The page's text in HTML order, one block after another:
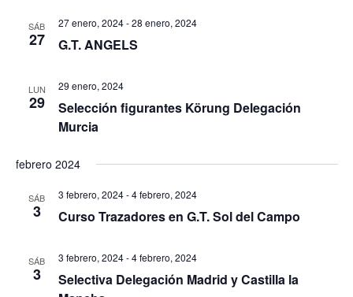
SÁB
27
27 enero, 2024-28 enero, 2024
G.T. ANGELS
LUN
29
29 enero, 2024
Selección figurantes Körung Delegación
Murcia
febrero 2024
SÁB
3
3 febrero, 2024-4 febrero, 2024
Curso Trazadores en G.T. Sol del Campo
SÁB
3
3 febrero, 2024-4 febrero, 2024
Selectiva Delegación Madrid y Castilla la